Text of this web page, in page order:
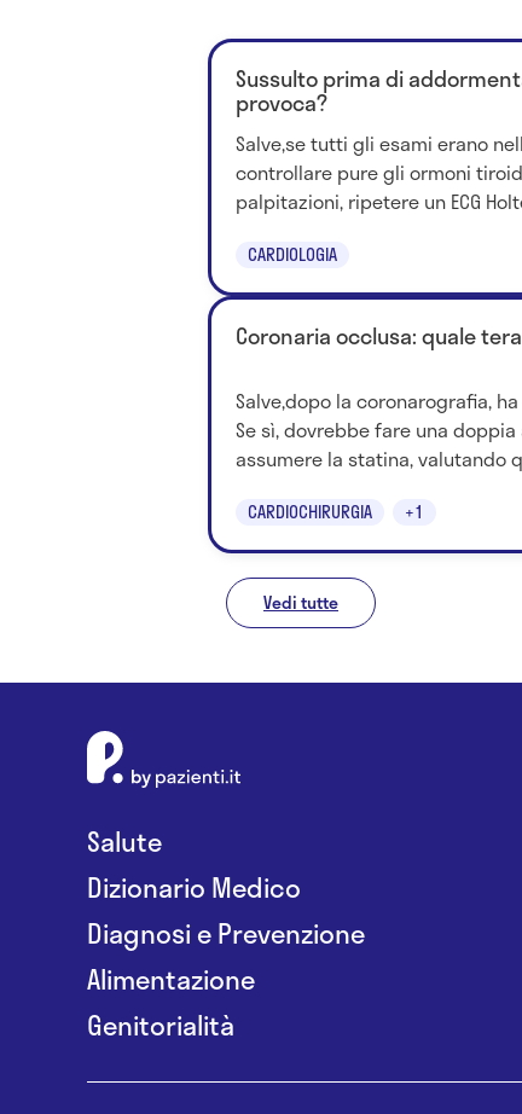
Sussulto prima di
provoca?
Salve,se tutti gli esami erano
controllare pure gli ormoni
palpitazioni, ripetere un ECG
CARDIOLOGIA
Coronaria occlusa: quale
Salve,dopo la coronarografia,
Se sì, dovrebbe fare una
assumere la statina, valutando
CARDIOCHIRURGIA +1
Vedi tutte
Salute
Dizionario Medico
Diagnosi e Prevenzione
Alimentazione
Genitorialità